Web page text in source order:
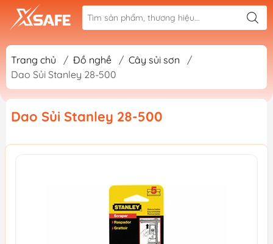
Trang chủ / Đồ nghề / Cây sủi sơn
/
Dao Sủi Stanley 28-500
Dao Sủi Stanley 28-500